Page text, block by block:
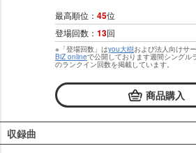
最高順位： 45位
登場回数： 13回
※「登場回数」はyou大樹および法人向けサ
BiZ onlineで公開しております週間シングル
のランクイン回数を掲載しています。
商品購入
収録曲